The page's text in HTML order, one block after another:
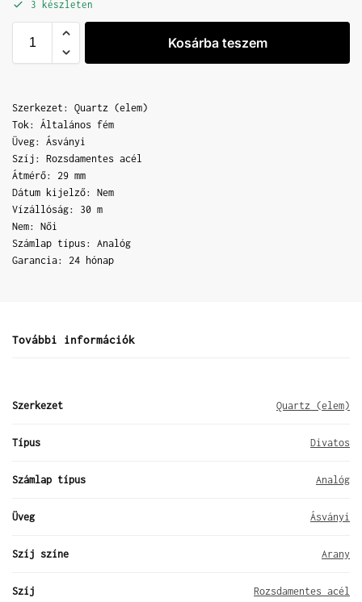
3 készleten
Kosárba teszem
Szerkezet: Quartz (elem)
Tok: Általános fém
Üveg: Ásványi
Szíj: Rozsdamentes acél
Átmérő: 29 mm
Dátum kijelző: Nem
Vízállóság: 30 m
Nem: Női
Számlap típus: Analóg
Garancia: 24 hónap
További információk
Szerkezet Quartz (elem)
Típus Divatos
Számlap típus Analóg
Üveg Ásványi
Szíj színe Arany
Szíj Rozsdamentes acél